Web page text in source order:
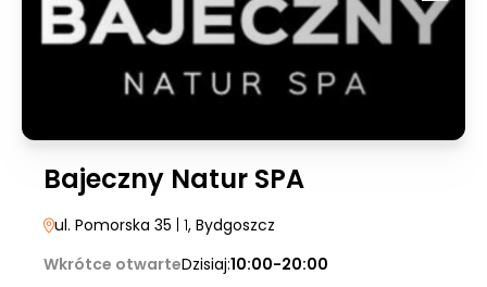
Bajeczny Natur SPA
ul. Pomorska 35 | 1, Bydgoszcz
Wkrótce otwarteDzisiaj:10:00-20:00